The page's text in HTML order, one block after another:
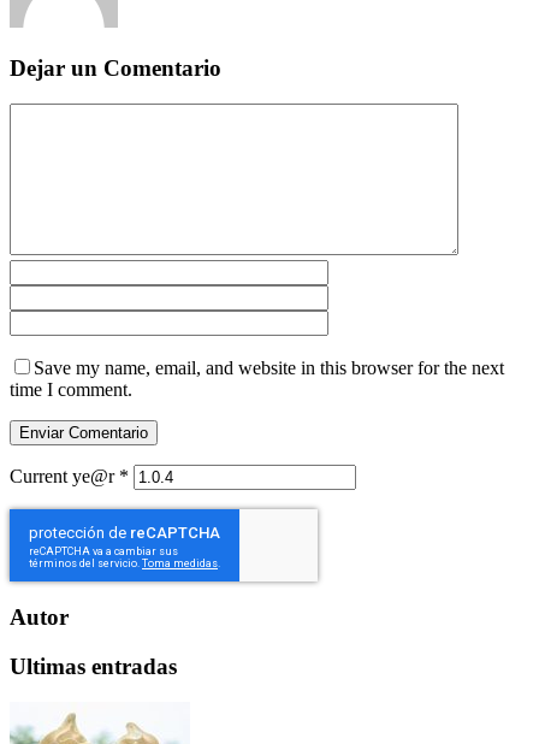
Dejar un Comentario
Save my name, email, and website in this browser for the next
time I comment.
Current ye@r *
Autor
Ultimas entradas